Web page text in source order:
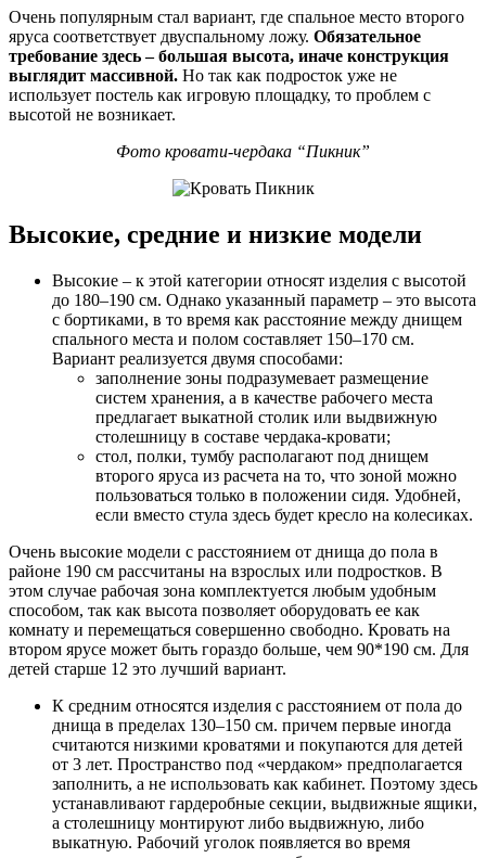
Очень популярным стал вариант, где спальное место второго
яруса соответствует двуспальному ложу. Обязательное
требование здесь – большая высота, иначе конструкция
выглядит массивной. Но так как подросток уже не
использует постель как игровую площадку, то проблем с
высотой не возникает.
Фото кровати-чердака “Пикник”
Высокие, средние и низкие модели
Высокие – к этой категории относят изделия с высотой
до 180–190 см. Однако указанный параметр – это высота
с бортиками, в то время как расстояние между днищем
спального места и полом составляет 150–170 см.
Вариант реализуется двумя способами:
заполнение зоны подразумевает размещение
систем хранения, а в качестве рабочего места
предлагает выкатной столик или выдвижную
столешницу в составе чердака-кровати;
стол, полки, тумбу располагают под днищем
второго яруса из расчета на то, что зоной можно
пользоваться только в положении сидя. Удобней,
если вместо стула здесь будет кресло на колесиках.
Очень высокие модели с расстоянием от днища до пола в
районе 190 см рассчитаны на взрослых или подростков. В
этом случае рабочая зона комплектуется любым удобным
способом, так как высота позволяет оборудовать ее как
комнату и перемещаться совершенно свободно. Кровать на
втором ярусе может быть гораздо больше, чем 90*190 см. Для
детей старше 12 это лучший вариант.
К средним относятся изделия с расстоянием от пола до
днища в пределах 130–150 см. причем первые иногда
считаются низкими кроватями и покупаются для детей
от 3 лет. Пространство под «чердаком» предполагается
заполнить, а не использовать как кабинет. Поэтому здесь
устанавливают гардеробные секции, выдвижные ящики,
а столешницу монтируют либо выдвижную, либо
выкатную. Рабочий уголок появляется во время